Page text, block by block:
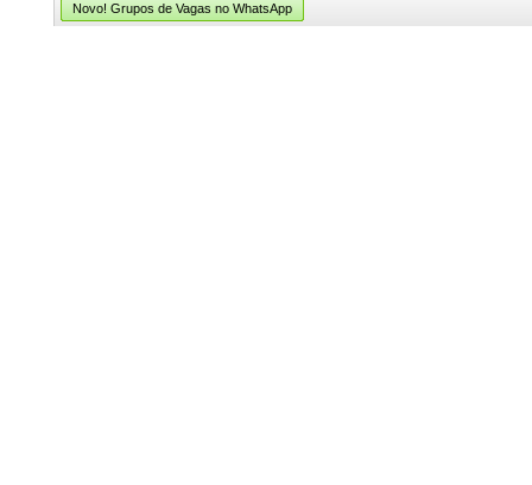
Novo! Grupos de Vagas no WhatsApp